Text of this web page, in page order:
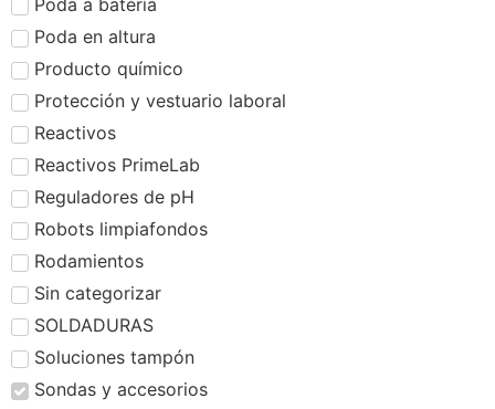
Poda a batería
Poda en altura
Producto químico
Protección y vestuario laboral
Reactivos
Reactivos PrimeLab
Reguladores de pH
Robots limpiafondos
Rodamientos
Sin categorizar
SOLDADURAS
Soluciones tampón
Sondas y accesorios